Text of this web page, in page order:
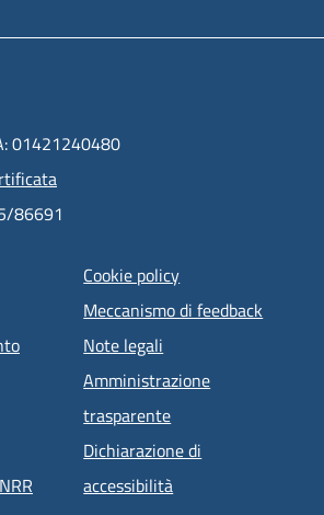
01421240480
86691
paginaCookie policy
Meccanismo di feedback
Note legali
Amministrazione
trasparente
Dichiarazione di
accessibilità